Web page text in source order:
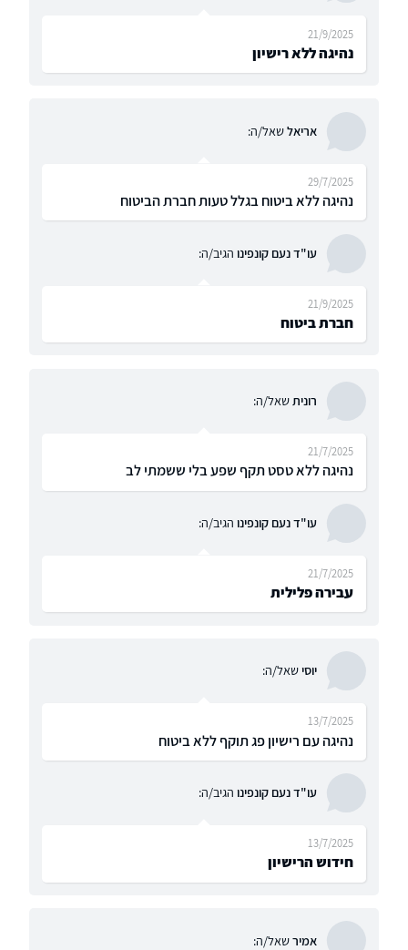
נהיגה ללא רישיון
21/9/2025
אריאלשאל/ה:
נהיגה ללא ביטוח בגלל טעות חברת הביטוח
29/7/2025
עו"ד נעם קונפינו הגיב/ה:
חברת ביטוח
21/9/2025
רוניתשאל/ה:
נהיגה ללא טסט תקף שפע בלי ששמתי לב
21/7/2025
עו"ד נעם קונפינו הגיב/ה:
עבירה פלילית
21/7/2025
יוסישאל/ה:
נהיגה עם רישיון פג תוקף ללא ביטוח
13/7/2025
עו"ד נעם קונפינו הגיב/ה:
חידוש הרישיון
13/7/2025
אמירשאל/ה: